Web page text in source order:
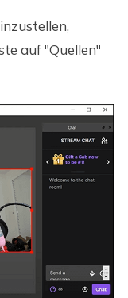
auf "Quellen"